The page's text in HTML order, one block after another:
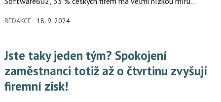
naprosté minimum provozních agend. Pro více než polovinu
REDAKCE 18. 9. 2024
Jste taky jeden tým? Spokojení
zaměstnanci totiž až o čtvrtinu zvyšují
firemní zisk!